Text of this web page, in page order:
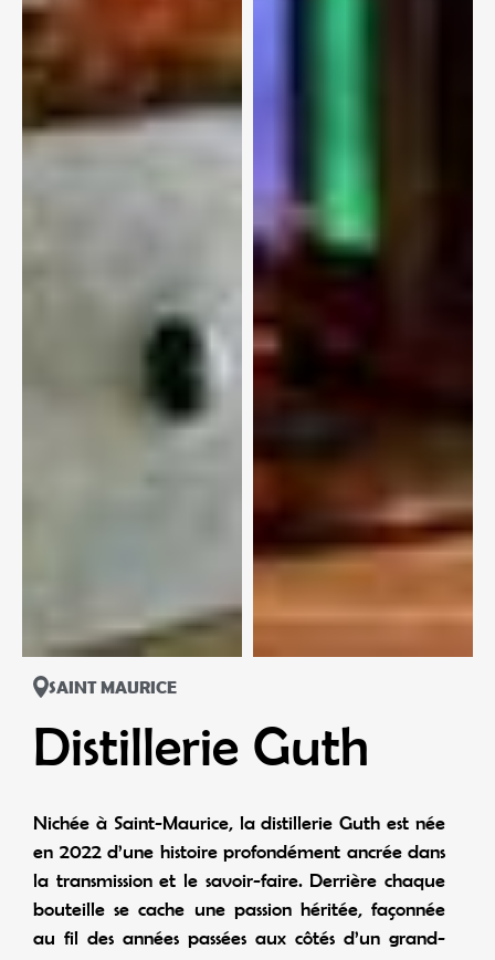
SAINT MAURICE
Distillerie Guth
Nichée à Saint-Maurice, la distillerie Guth est née
en 2022 d’une histoire profondément ancrée dans
la transmission et le savoir-faire. Derrière chaque
bouteille se cache une passion héritée, façonnée
au fil des années passées aux côtés d’un grand-